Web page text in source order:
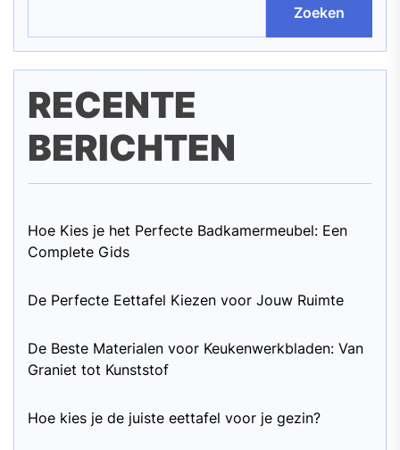
Zoeken
RECENTE
BERICHTEN
Hoe Kies je het Perfecte Badkamermeubel: Een
Complete Gids
De Perfecte Eettafel Kiezen voor Jouw Ruimte
De Beste Materialen voor Keukenwerkbladen: Van
Graniet tot Kunststof
Hoe kies je de juiste eettafel voor je gezin?